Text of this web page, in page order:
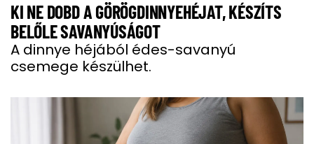
KI NE DOBD A GÖRÖGDINNYEHÉJAT, KÉSZÍTS
BELŐLE SAVANYÚSÁGOT
A dinnye héjából édes-savanyú
csemege készülhet.